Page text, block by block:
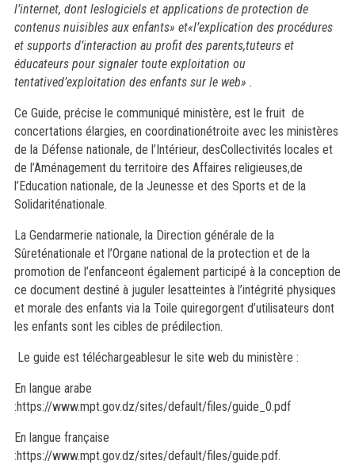
l’internet, dont leslogiciels et applications de protection de
contenus nuisibles aux enfants» et«l’explication des procédures
et supports d’interaction au profit des parents,tuteurs et
éducateurs pour signaler toute exploitation ou
tentatived’exploitation des enfants sur le web» .
Ce Guide, précise le communiqué ministère, est le fruit de
concertations élargies, en coordinationétroite avec les ministères
de la Défense nationale, de l’Intérieur, desCollectivités locales et
de l’Aménagement du territoire des Affaires religieuses,de
l’Education nationale, de la Jeunesse et des Sports et de la
Solidariténationale.
La Gendarmerie nationale, la Direction générale de la
Sûreténationale et l’Organe national de la protection et de la
promotion de l’enfanceont également participé à la conception de
ce document destiné à juguler lesatteintes à l’intégrité physiques
et morale des enfants via la Toile quiregorgent d’utilisateurs dont
les enfants sont les cibles de prédilection.
Le guide est téléchargeablesur le site web du ministère :
En langue arabe
:https://www.mpt.gov.dz/sites/default/files/guide_0.pdf
En langue française
:https://www.mpt.gov.dz/sites/default/files/guide.pdf.